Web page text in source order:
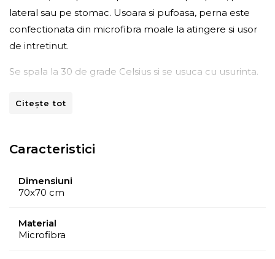
lateral sau pe stomac. Usoara si pufoasa, perna este
confectionata din microfibra moale la atingere si usor
de intretinut.
Se spala la 30 de grade Celsius si se usuca cu usurinta.
Compozitie:
- Umplutura: 40% poliuretan; 60% poliester
Citește tot
Caracteristici
Dimensiuni
70x70 cm
Material
Microfibra